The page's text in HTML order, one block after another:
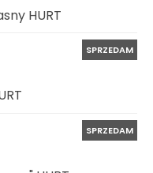
HURT
SPRZEDAM
SPRZEDAM